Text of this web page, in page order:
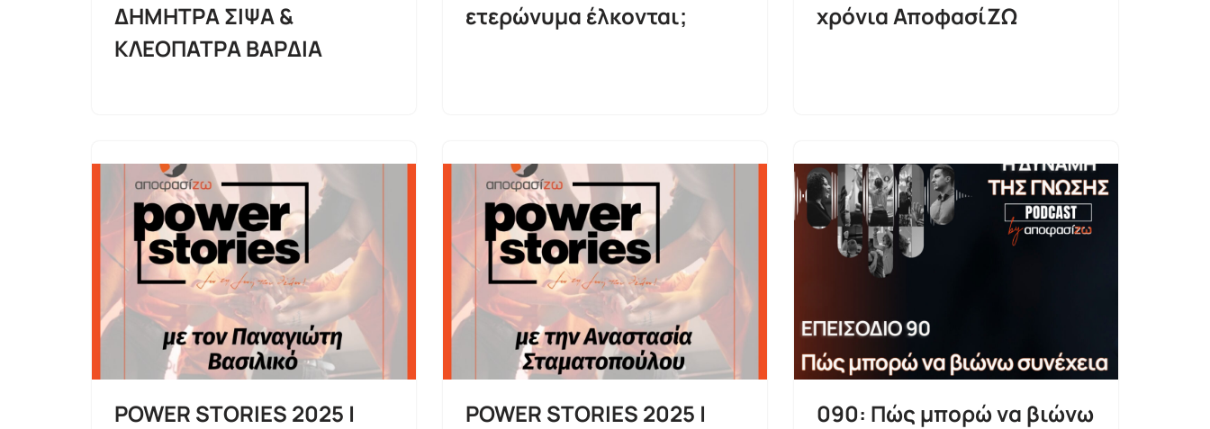
ΔΗΜΗΤΡΑ ΣΙΨΑ &
ΚΛΕΟΠΑΤΡΑ ΒΑΡΔΙΑ
ετερώνυμα έλκονται;
χρόνια ΑποφασίΖΩ
POWER STORIES 2025 |
POWER STORIES 2025 |
090: Πώς μπορώ να βιώνω